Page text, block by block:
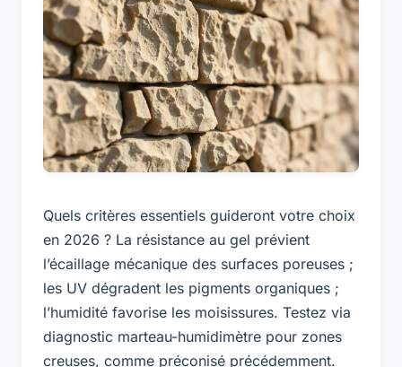
Quels critères essentiels guideront votre choix
en 2026 ? La résistance au gel prévient
l’écaillage mécanique des surfaces poreuses ;
les UV dégradent les pigments organiques ;
l’humidité favorise les moisissures. Testez via
diagnostic marteau-humidimètre pour zones
creuses, comme préconisé précédemment.